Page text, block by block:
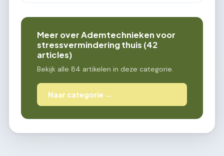
Meer over Ademtechnieken voor
stressvermindering thuis (42
articles)
Bekijk alle 84 artikelen in deze categorie.
Naar categorie →